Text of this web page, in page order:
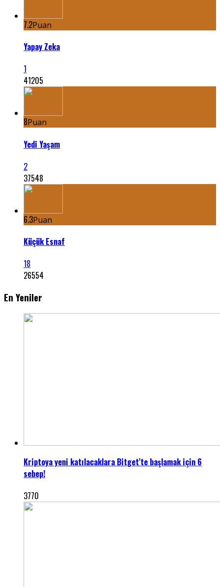
7.2Puan
Yapay Zeka
1
41205
8Puan
Yedi Yaşam
2
37548
6.3Puan
Küçük Esnaf
18
26554
En Yeniler
Kriptoya yeni katılacaklara Bitget’te başlamak için 6
sebep!
3770